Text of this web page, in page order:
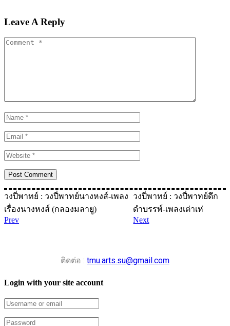
Leave A Reply
วงปี่พาทย์ : วงปี่พาทย์นางหงส์-เพลง
เรื่องนางหงส์ (กลองมลายู)
Prev
วงปี่พาทย์ : วงปี่พาทย์ดึก
ดําบรรพ์-เพลงเต่าเห่
Next
ติดต่อ : tmu.arts.su@gmail.com
Login with your site account